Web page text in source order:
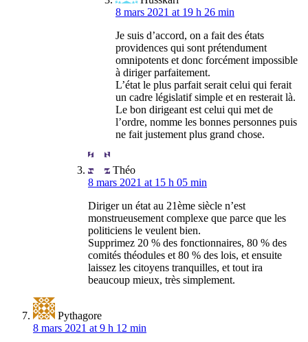
8 mars 2021 at 19 h 26 min
Je suis d’accord, on a fait des états
providences qui sont prétendument
omnipotents et donc forcément impossible
à diriger parfaitement.
L’état le plus parfait serait celui qui ferait
un cadre législatif simple et en resterait là.
Le bon dirigeant est celui qui met de
l’ordre, nomme les bonnes personnes puis
ne fait justement plus grand chose.
Théo
8 mars 2021 at 15 h 05 min
Diriger un état au 21ème siècle n’est
monstrueusement complexe que parce que les
politiciens le veulent bien.
Supprimez 20 % des fonctionnaires, 80 % des
comités théodules et 80 % des lois, et ensuite
laissez les citoyens tranquilles, et tout ira
beaucoup mieux, très simplement.
Pythagore
8 mars 2021 at 9 h 12 min